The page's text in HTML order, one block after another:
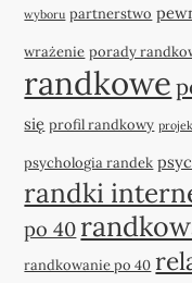
wyboru partnerstwo
wrażenie porady
randkowe
się profil randkowy
psychologia randek
randki
po 40
randkowanie po 40